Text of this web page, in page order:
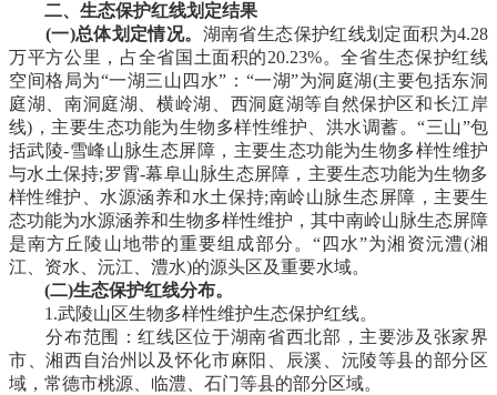
二、生态保护红线划定结果
(一)总体划定情况。 湖南省生态保护红线划定面积为4.28
万平方公里，占全省国土面积的20.23%。全省生态保护红线
空间格局为“一湖三山四水”：“一湖”为洞庭湖(主要包括东洞
庭湖、南洞庭湖、横岭湖、西洞庭湖等自然保护区和长江岸
线)，主要生态功能为生物多样性维护、洪水调蓄。“三山”包
括武陵-雪峰山脉生态屏障，主要生态功能为生物多样性维护
与水土保持;罗霄-幕阜山脉生态屏障，主要生态功能为生物多
样性维护、水源涵养和水土保持;南岭山脉生态屏障，主要生
态功能为水源涵养和生物多样性维护，其中南岭山脉生态屏障
是南方丘陵山地带的重要组成部分。“四水”为湘资沅澧(湘
江、资水、沅江、澧水)的源头区及重要水域。
(二)生态保护红线分布。
1.武陵山区生物多样性维护生态保护红线。
分布范围：红线区位于湖南省西北部，主要涉及张家界
市、湘西自治州以及怀化市麻阳、辰溪、沅陵等县的部分区
域，常德市桃源、临澧、石门等县的部分区域。